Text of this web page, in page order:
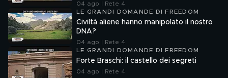
04 ago | Rete 4
LE GRANDI DOMANDE DI FREEDOM
Civiltà aliene hanno manipolato il nostro
DNA?
04 ago | Rete 4
LE GRANDI DOMANDE DI FREEDOM
Forte Braschi: il castello dei segreti
04 ago | Rete 4